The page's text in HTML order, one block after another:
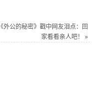
《外公的秘密》戳中网友泪点：回
家看看亲人吧！ »